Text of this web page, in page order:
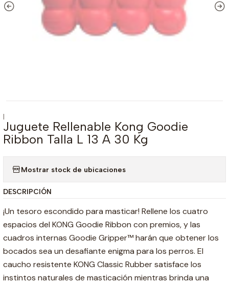
|
Juguete Rellenable Kong Goodie
Ribbon Talla L 13 A 30 Kg
Mostrar stock de ubicaciones
DESCRIPCIÓN
¡Un tesoro escondido para masticar! Rellene los cuatro
espacios del KONG Goodie Ribbon con premios, y las
cuadros internas Goodie Gripper™ harán que obtener los
bocados sea un desafiante enigma para los perros. El
caucho resistente KONG Classic Rubber satisface los
instintos naturales de masticación mientras brinda una